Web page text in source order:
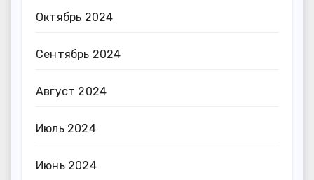
Октябрь 2024
Сентябрь 2024
Август 2024
Июль 2024
Июнь 2024